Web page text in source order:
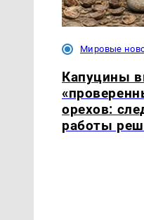
Мировые
Капуцины
орехов:
работы